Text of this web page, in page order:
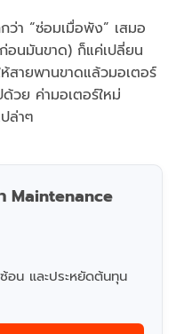
ว่า “ซ่อมเมื่อพัง” เสมอ
อนมันขาด) ก็แค่เปลี่ยน
ายพานขาดแล้วมอเตอร์
วย ค่ามอเตอร์ใหม่
ล่าๆ
Maintenance
อน และประหยัดต้นทุน